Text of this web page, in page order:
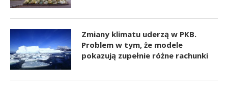
Zmiany klimatu uderzą w PKB.
Problem w tym, że modele
pokazują zupełnie różne rachunki